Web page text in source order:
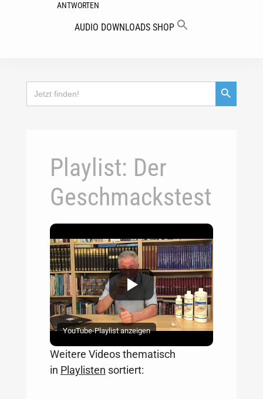
ANTWORTEN
AUDIO DOWNLOADS SHOP
Search
for:
Search Button
Playlist: Der
Geschmackstest
YouTube-Playlist anzeigen
Weitere Videos thematisch
in Playlisten sortiert: